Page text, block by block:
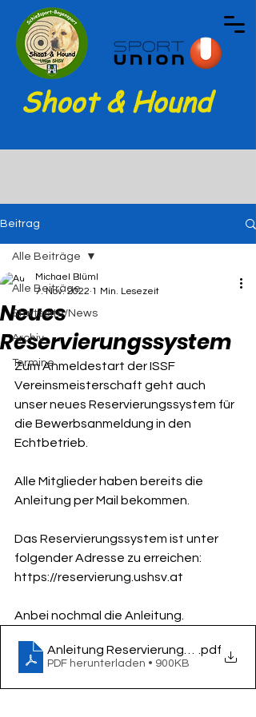
Shoot & Hound
Beitrag
Alle Beiträge
Startseite/News
Archiv
Termine
Alle Beiträge
Neues
Reservierungssystem
Michael Blüml
7. Nov. 2022 1 Min. Lesezeit
Zum Anmeldestart der ISSF
Vereinsmeisterschaft geht auch
unser neues Reservierungssystem für
die Bewerbsanmeldung in den
Echtbetrieb.
Alle Mitglieder haben bereits die
Anleitung per Mail bekommen.
Das Reservierungssystem ist unter
folgender Adresse zu erreichen:
https://reservierung.ushsv.at
Anbei nochmal die Anleitung.
Anleitung Reservierungssystem
.pdf
PDF herunterladen • 900KB